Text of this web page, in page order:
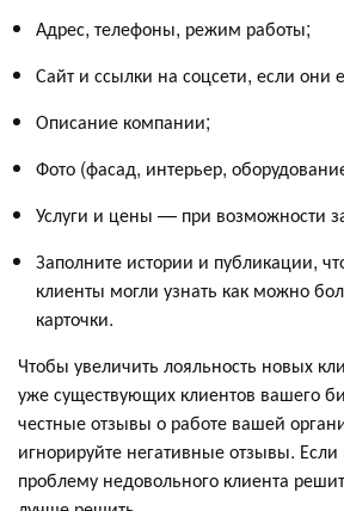
Адрес, телефоны, режим работы;
Сайт и ссылки на соцсети, если они
Описание компании;
Фото (фасад, интерьер,
Услуги и цены — при возможности
Заполните истории и публикации,
клиенты могли узнать как можно
карточки.
Чтобы увеличить лояльность новых
уже существующих клиентов вашего
честные отзывы о работе вашей
игнорируйте негативные отзывы. Если
проблему недовольного клиента